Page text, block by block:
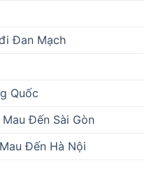
Đan Mạch
Quốc
Đến Sài Gòn
Đến Hà Nội